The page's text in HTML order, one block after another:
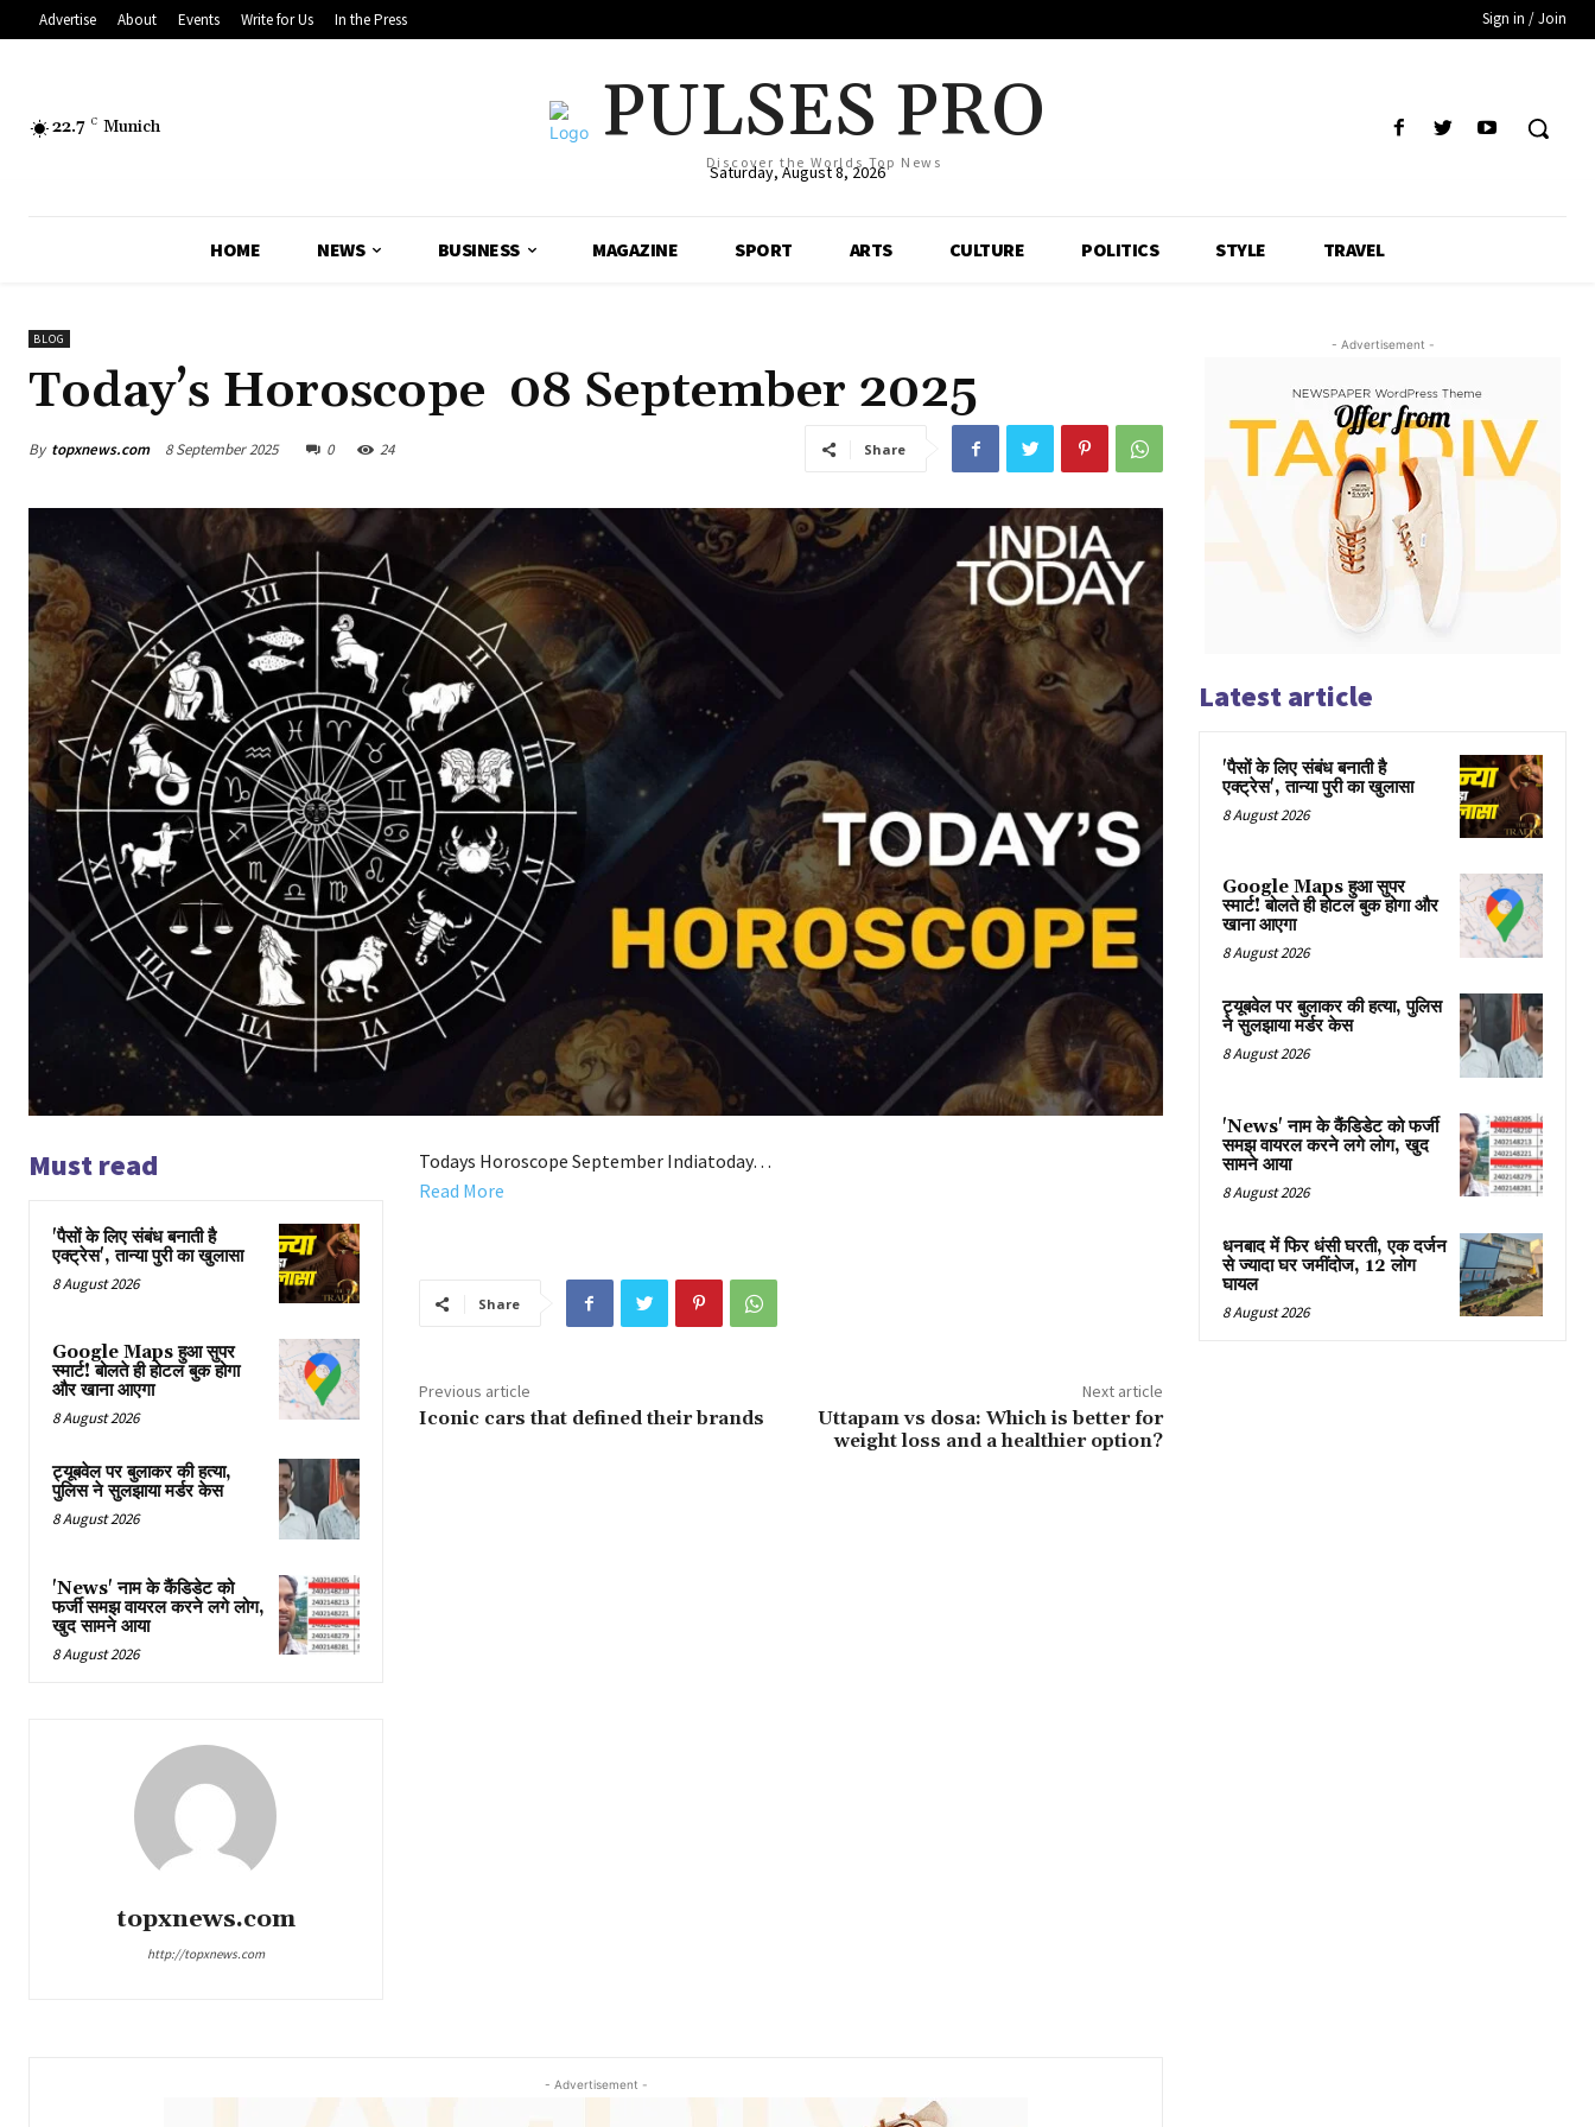
Advertise About Events Write for Us In the Press Sign in / Join
22.7 C Munich PULSES PRO
Discover the Worlds Top News
Saturday, August 8, 2026
HOME NEWS BUSINESS MAGAZINE SPORT ARTS CULTURE POLITICS STYLE TRAVEL
BLOG
Today’s Horoscope 08 September 2025
By topxnews.com 8 September 2025 0 24 Share
Must read
'पैसों के लिए संबंध बनाती है
एक्ट्रेस', तान्या पुरी का खुलासा
8 August 2026
Google Maps हुआ सुपर
स्मार्ट! बोलते ही होटल बुक होगा
और खाना आएगा
8 August 2026
ट्यूबवेल पर बुलाकर की हत्या,
पुलिस ने सुलझाया मर्डर केस
8 August 2026
'News' नाम के कैंडिडेट को
फर्जी समझ वायरल करने लगे लोग,
खुद सामने आया
8 August 2026
topxnews.com
http://topxnews.com
Todays Horoscope September Indiatoday…
Read More
Share
Previous article
Iconic cars that defined their brands
Next article
Uttapam vs dosa: Which is better for
weight loss and a healthier option?
- Advertisement -
- Advertisement -
Latest article
'पैसों के लिए संबंध बनाती है
एक्ट्रेस', तान्या पुरी का खुलासा
8 August 2026
Google Maps हुआ सुपर
स्मार्ट! बोलते ही होटल बुक होगा और
खाना आएगा
8 August 2026
ट्यूबवेल पर बुलाकर की हत्या, पुलिस
ने सुलझाया मर्डर केस
8 August 2026
'News' नाम के कैंडिडेट को फर्जी
समझ वायरल करने लगे लोग, खुद
सामने आया
8 August 2026
धनबाद में फिर धंसी घरती, एक दर्जन
से ज्यादा घर जमींदोज, 12 लोग
घायल
8 August 2026